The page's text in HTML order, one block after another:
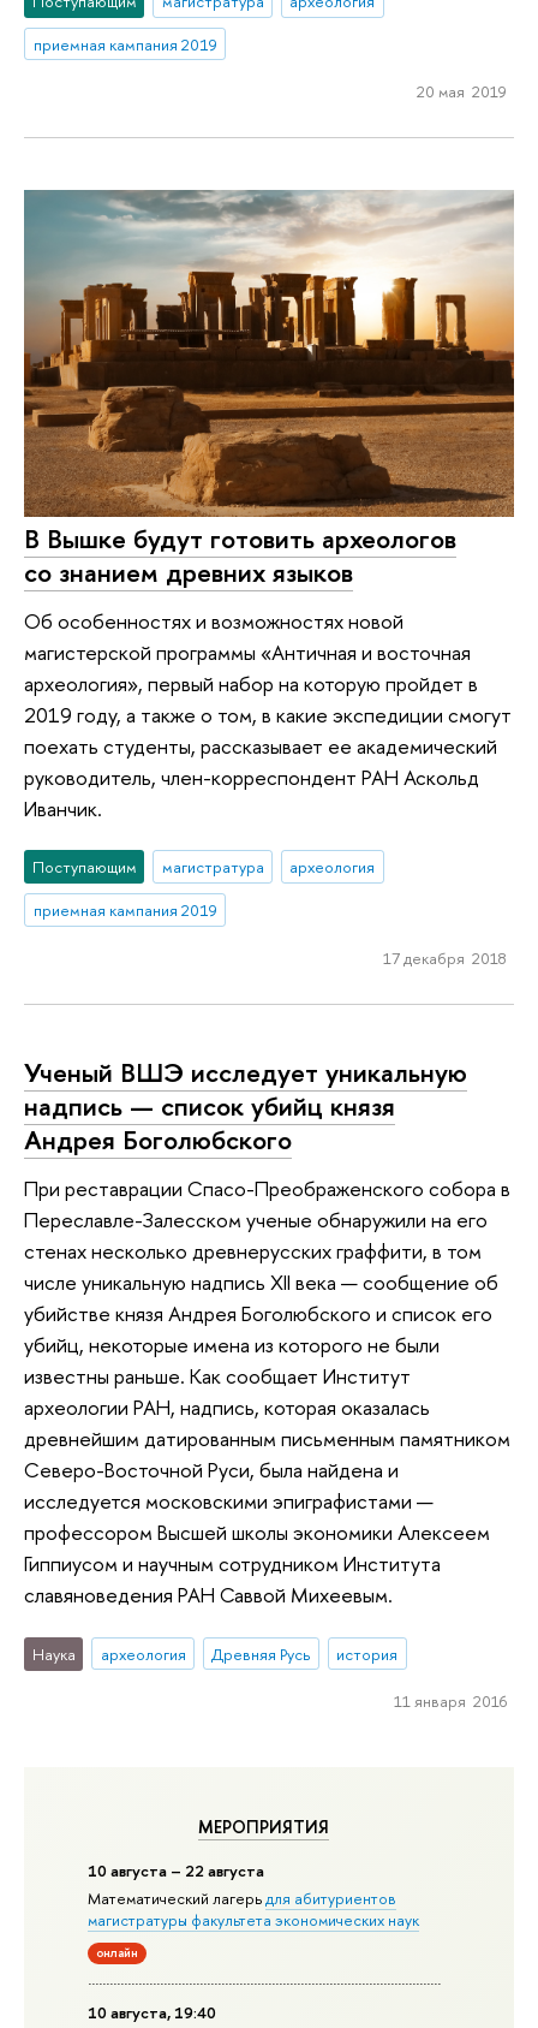
МЕРОПРИЯТИЯ
10 августа – 22 августа
Математический лагерьдля абитуриентов
магистратуры факультета экономических наук
онлайн
10 августа, 19:40
приемная кампания 2019
20 мая 2019
В Вышке будут готовить археологов
со знанием древних языков
Об особенностях и возможностях новой
магистерской программы «Античная и восточная
археология», первый набор на которую пройдет в
2019 году, а также о том, в какие экспедиции смогут
поехать студенты, рассказывает ее академический
руководитель, член-корреспондент РАН Аскольд
Иванчик.
Поступающим магистратура
археология
приемная кампания 2019
17 декабря 2018
Ученый ВШЭ исследует уникальную
надпись — список убийц князя
Андрея Боголюбского
При реставрации Спасо-Преображенского собора в
Переславле-Залесском ученые обнаружили на его
стенах несколько древнерусских граффити, в том
числе уникальную надпись XII века — сообщение об
убийстве князя Андрея Боголюбского и список его
убийц, некоторые имена из которого не были
известны раньше. Как сообщает Институт
археологии РАН, надпись, которая оказалась
древнейшим датированным письменным памятником
Северо-Восточной Руси, была найдена и
исследуется московскими эпиграфистами —
профессором Высшей школы экономики Алексеем
Гиппиусом и научным сотрудником Института
славяноведения РАН Саввой Михеевым.
Наука археология Древняя Русь история
11 января 2016